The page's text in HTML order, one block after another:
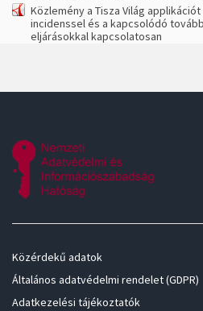
Közlemény a Tisza Világ
incidenssel és a kapcsolódó
eljárásokkal kapcsolatosan
Közérdekű adatok
Általános adatvédelmi rendelet (GDPR)
Adatkezelési tájékoztatók